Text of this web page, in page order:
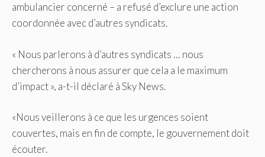
ambulancier concerné – a refusé d’exclure une action
coordonnée avec d’autres syndicats.
« Nous parlerons à d’autres syndicats … nous
chercherons à nous assurer que cela a le maximum
d’impact », a-t-il déclaré à Sky News.
«Nous veillerons à ce que les urgences soient
couvertes, mais en fin de compte, le gouvernement doit
écouter.